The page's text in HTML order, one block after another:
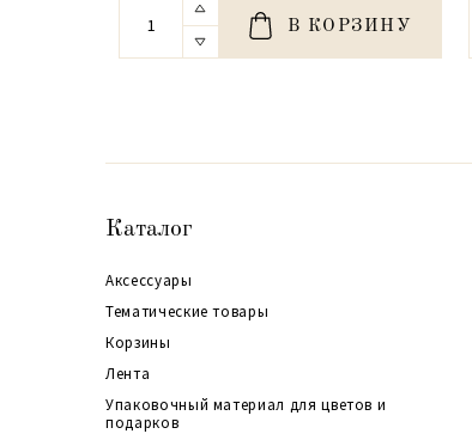
В КОРЗИНУ
Каталог
Аксессуары
Тематические товары
Корзины
Лента
Упаковочный материал для цветов и
подарков